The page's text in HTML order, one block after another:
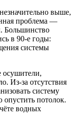
выше,
проблема —
Большинство
в 90-е годы:
системы
осушители,
Из-за отсутствия
систему
опустить потолок.
водных